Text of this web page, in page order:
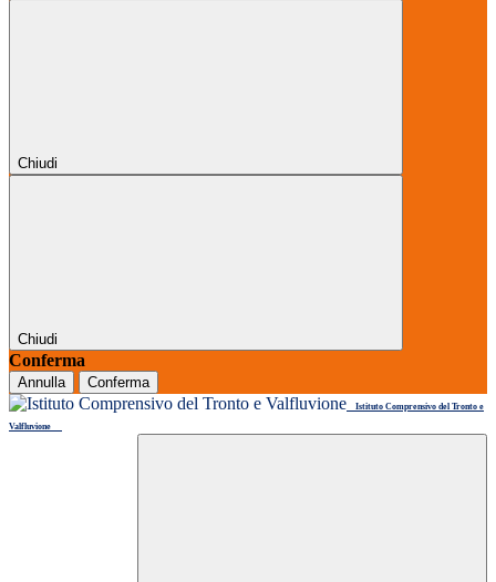
Chiudi
Chiudi
Conferma
Annulla Conferma
Istituto Comprensivo del Tronto e
Valfluvione